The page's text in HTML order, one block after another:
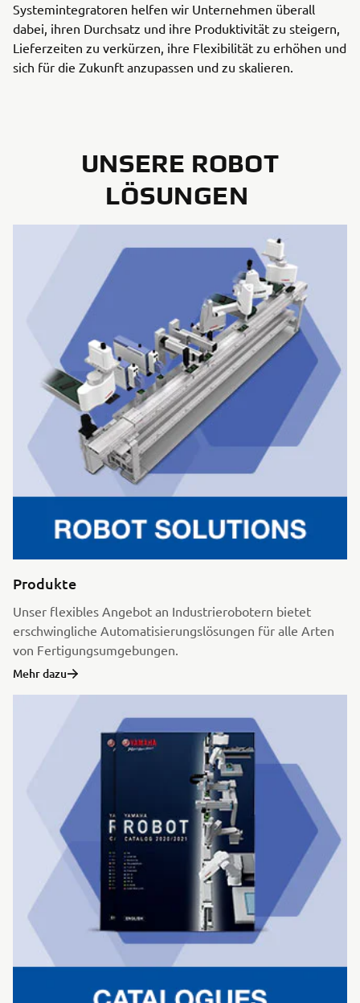
Systemintegratoren helfen wir Unternehmen überall
dabei, ihren Durchsatz und ihre Produktivität zu steigern,
Lieferzeiten zu verkürzen, ihre Flexibilität zu erhöhen und
sich für die Zukunft anzupassen und zu skalieren.
UNSERE ROBOT
LÖSUNGEN
Produkte
Unser flexibles Angebot an Industrierobotern bietet
erschwingliche Automatisierungslösungen für alle Arten
von Fertigungsumgebungen.
Mehr dazu